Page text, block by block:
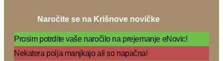
Naročite se na Krišnove novičke
Prosim potrdite vaše naročilo na prejemanje eNovic!
Nekatera polja manjkajo ali so napačna!